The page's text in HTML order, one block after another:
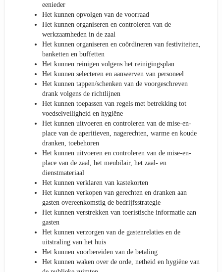
eenieder
Het kunnen opvolgen van de voorraad
Het kunnen organiseren en controleren van de
werkzaamheden in de zaal
Het kunnen organiseren en coördineren van festiviteiten,
banketten en buffetten
Het kunnen reinigen volgens het reinigingsplan
Het kunnen selecteren en aanwerven van personeel
Het kunnen tappen/schenken van de voorgeschreven
drank volgens de richtlijnen
Het kunnen toepassen van regels met betrekking tot
voedselveiligheid en hygiëne
Het kunnen uitvoeren en controleren van de mise-en-
place van de aperitieven, nagerechten, warme en koude
dranken, toebehoren
Het kunnen uitvoeren en controleren van de mise-en-
place van de zaal, het meubilair, het zaal- en
dienstmateriaal
Het kunnen verklaren van kastekorten
Het kunnen verkopen van gerechten en dranken aan
gasten overeenkomstig de bedrijfsstrategie
Het kunnen verstrekken van toeristische informatie aan
gasten
Het kunnen verzorgen van de gastenrelaties en de
uitstraling van het huis
Het kunnen voorbereiden van de betaling
Het kunnen waken over de orde, netheid en hygiëne van